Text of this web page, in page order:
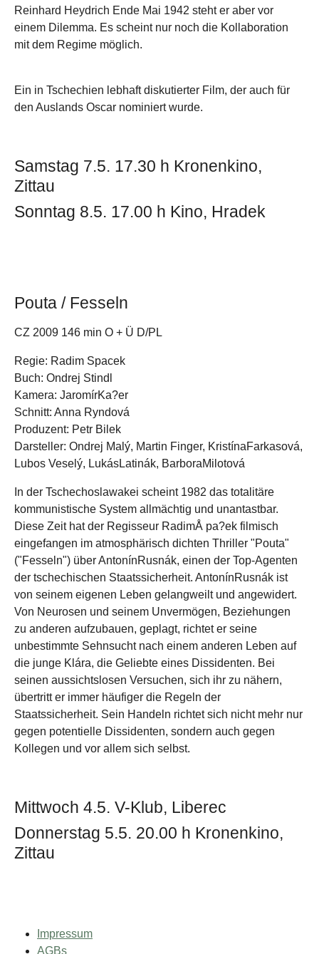
Reinhard Heydrich Ende Mai 1942 steht er aber vor
einem Dilemma. Es scheint nur noch die Kollaboration
mit dem Regime möglich.
Ein in Tschechien lebhaft diskutierter Film, der auch für
den Auslands Oscar nominiert wurde.
Samstag 7.5. 17.30 h Kronenkino,
Zittau
Sonntag 8.5. 17.00 h Kino, Hradek
Pouta / Fesseln
CZ 2009 146 min O + Ü D/PL
Regie: Radim Spacek
Buch: Ondrej Stindl
Kamera: Jaromí­rKa?er
Schnitt: Anna Ryndová
Produzent: Petr Bilek
Darsteller: Ondrej Malý, Martin Finger, Kristí­naFarkasová,
Lubos Veselý, LukásLatinák, BarboraMilotová
In der Tschechoslawakei scheint 1982 das totalitäre
kommunistische System allmächtig und unantastbar.
Diese Zeit hat der Regisseur RadimÅ pa?ek filmisch
eingefangen im atmosphärisch dichten Thriller "Pouta"
("Fesseln") über Antoní­nRusnák, einen der Top-Agenten
der tschechischen Staatssicherheit. Antoní­nRusnák ist
von seinem eigenen Leben gelangweilt und angewidert.
Von Neurosen und seinem Unvermögen, Beziehungen
zu anderen aufzubauen, geplagt, richtet er seine
unbestimmte Sehnsucht nach einem anderen Leben auf
die junge Klára, die Geliebte eines Dissidenten. Bei
seinen aussichtslosen Versuchen, sich ihr zu nähern,
übertritt er immer häufiger die Regeln der
Staatssicherheit. Sein Handeln richtet sich nicht mehr nur
gegen potentielle Dissidenten, sondern auch gegen
Kollegen und vor allem sich selbst.
Mittwoch 4.5. V-Klub, Liberec
Donnerstag 5.5. 20.00 h Kronenkino,
Zittau
Impressum
AGBs